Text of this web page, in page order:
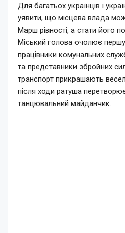
Для багатьох українців і
уявити, що місцева влада
Марш рівності, а стати його
Міський голова очолює
працівники комунальних
та представники збройних
транспорт прикрашають
після ходи ратуша
танцювальний майданчик.